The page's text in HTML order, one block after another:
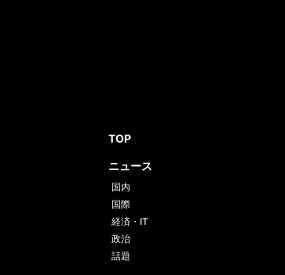
TOP
ニュース
国内
国際
経済・IT
政治
話題